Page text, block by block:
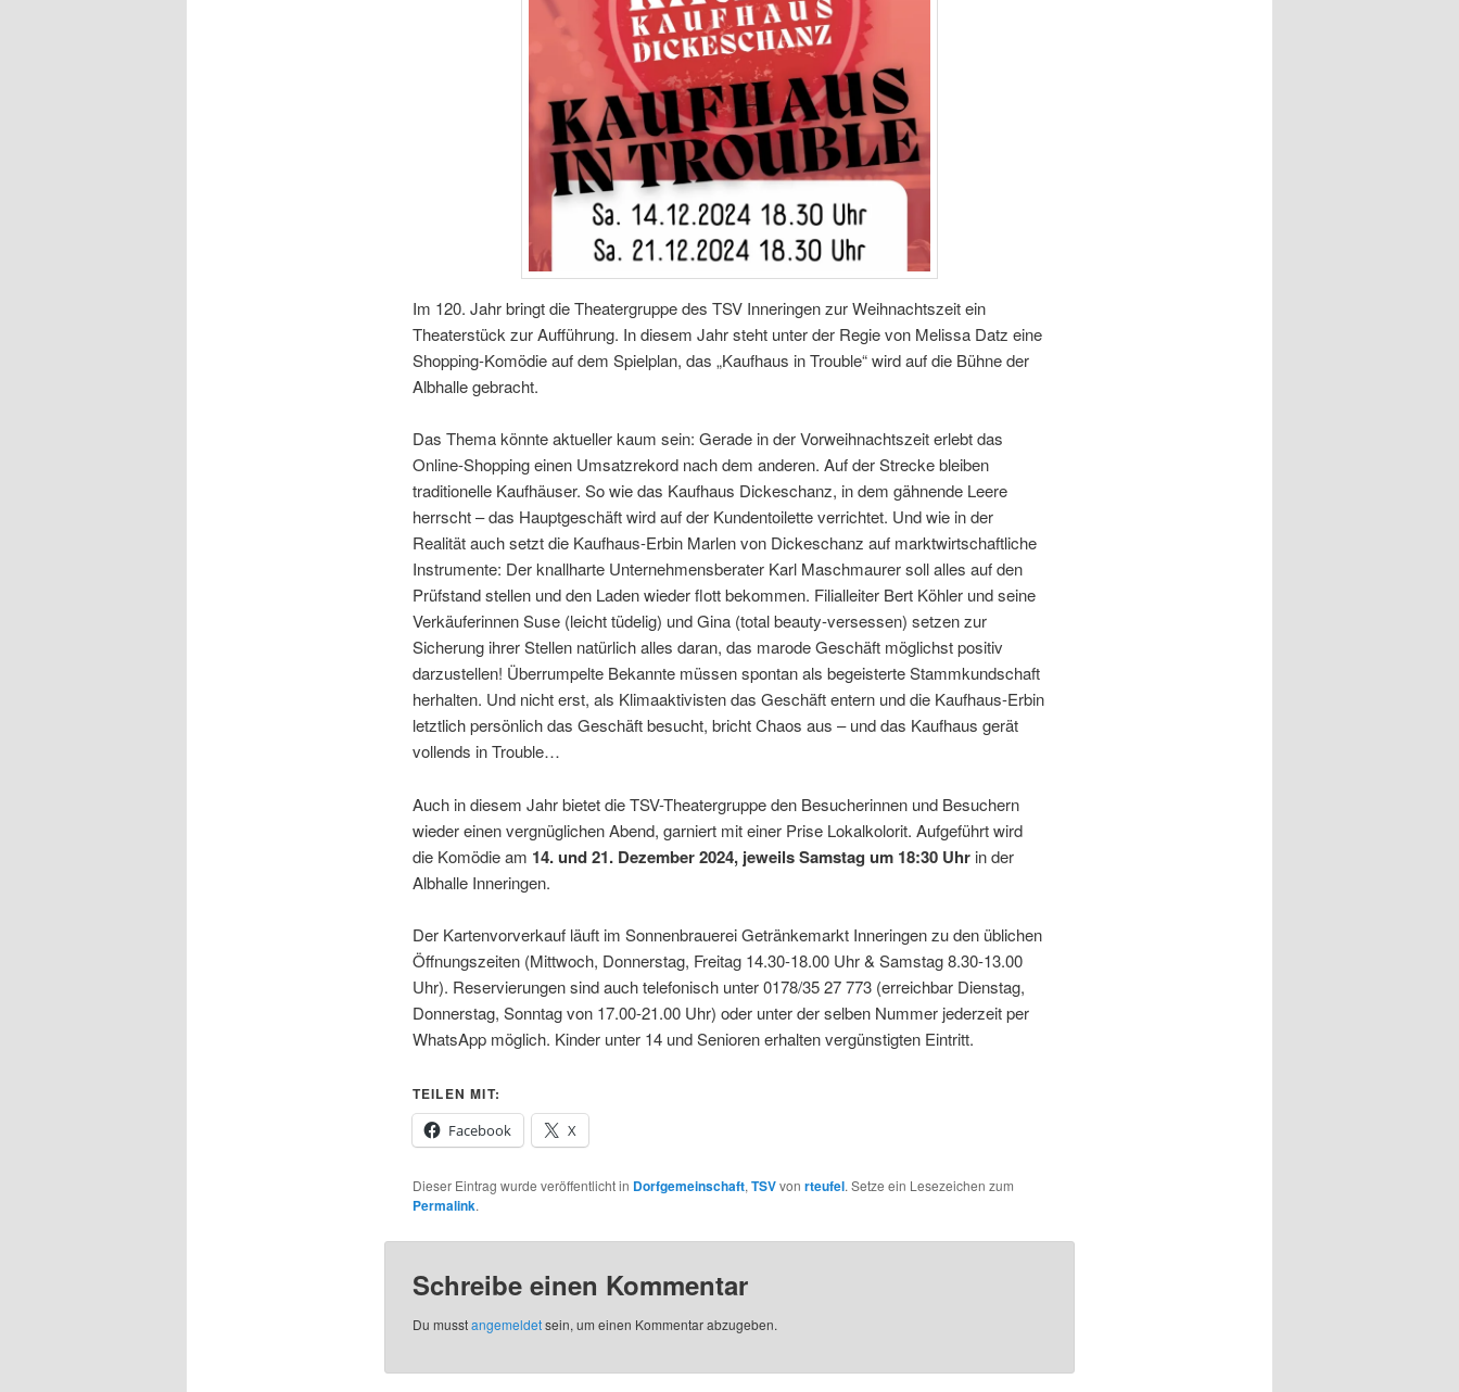
Im 120. Jahr bringt die Theatergruppe des TSV Inneringen zur Weihnachtszeit ein
Theaterstück zur Aufführung. In diesem Jahr steht unter der Regie von Melissa Datz eine
Shopping-Komödie auf dem Spielplan, das „Kaufhaus in Trouble“ wird auf die Bühne der
Albhalle gebracht.
Das Thema könnte aktueller kaum sein: Gerade in der Vorweihnachtszeit erlebt das
Online-Shopping einen Umsatzrekord nach dem anderen. Auf der Strecke bleiben
traditionelle Kaufhäuser. So wie das Kaufhaus Dickeschanz, in dem gähnende Leere
herrscht – das Hauptgeschäft wird auf der Kundentoilette verrichtet. Und wie in der
Realität auch setzt die Kaufhaus-Erbin Marlen von Dickeschanz auf marktwirtschaftliche
Instrumente: Der knallharte Unternehmensberater Karl Maschmaurer soll alles auf den
Prüfstand stellen und den Laden wieder flott bekommen. Filialleiter Bert Köhler und seine
Verkäuferinnen Suse (leicht tüdelig) und Gina (total beauty-versessen) setzen zur
Sicherung ihrer Stellen natürlich alles daran, das marode Geschäft möglichst positiv
darzustellen! Überrumpelte Bekannte müssen spontan als begeisterte Stammkundschaft
herhalten. Und nicht erst, als Klimaaktivisten das Geschäft entern und die Kaufhaus-Erbin
letztlich persönlich das Geschäft besucht, bricht Chaos aus – und das Kaufhaus gerät
vollends in Trouble…
Auch in diesem Jahr bietet die TSV-Theatergruppe den Besucherinnen und Besuchern
wieder einen vergnüglichen Abend, garniert mit einer Prise Lokalkolorit. Aufgeführt wird
die Komödie am 14. und 21. Dezember 2024, jeweils Samstag um 18:30 Uhrin der
Albhalle Inneringen.
Der Kartenvorverkauf läuft im Sonnenbrauerei Getränkemarkt Inneringen zu den üblichen
Öffnungszeiten (Mittwoch, Donnerstag, Freitag 14.30-18.00 Uhr & Samstag 8.30-13.00
Uhr). Reservierungen sind auch telefonisch unter 0178/35 27 773 (erreichbar Dienstag,
Donnerstag, Sonntag von 17.00-21.00 Uhr) oder unter der selben Nummer jederzeit per
WhatsApp möglich. Kinder unter 14 und Senioren erhalten vergünstigten Eintritt.
TEILEN MIT:
Facebook
X
Dieser Eintrag wurde veröffentlicht in Dorfgemeinschaft, TSVvon rteufel. Setze ein Lesezeichen zum
Permalink.
Schreibe einen Kommentar
Du musstangemeldetsein, um einen Kommentar abzugeben.